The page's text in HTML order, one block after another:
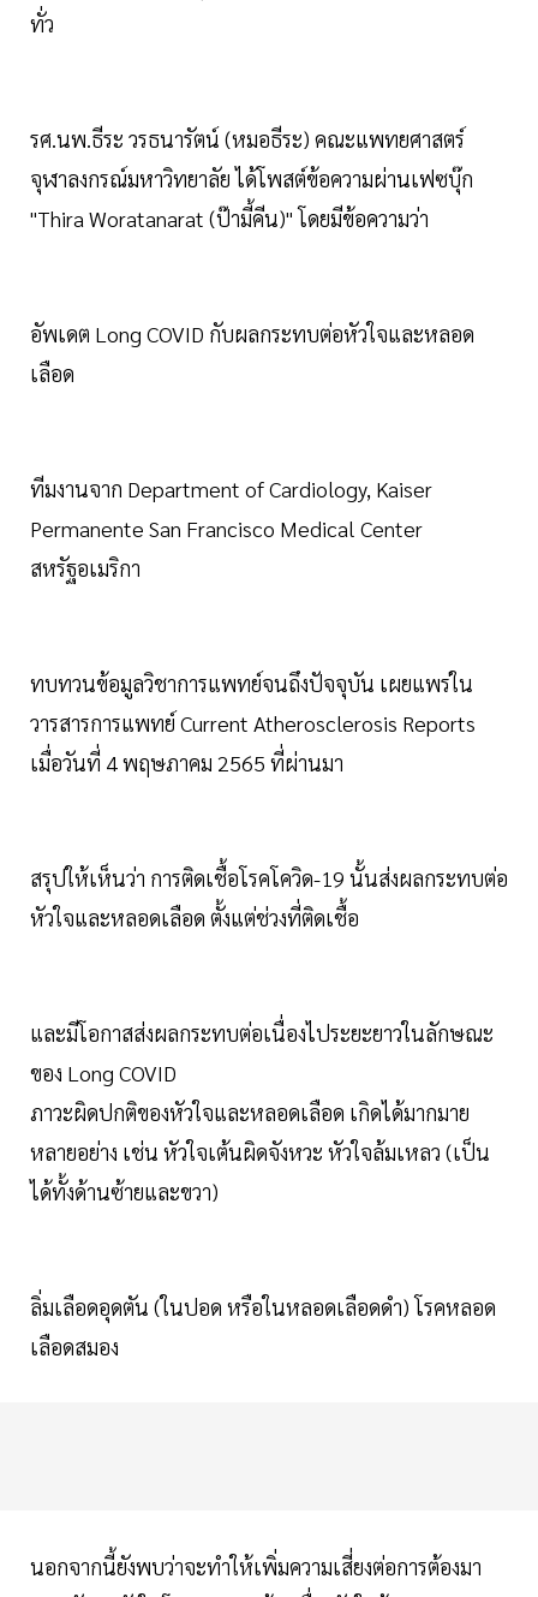
ทั่ว
รศ.นพ.ธีระ วรธนารัตน์ (หมอธีระ) คณะแพทยศาสตร์
จุฬาลงกรณ์มหาวิทยาลัย ได้โพสต์ข้อความผ่านเฟซบุ๊ก
"Thira Woratanarat (ป๊ามี้คีน)" โดยมีข้อความว่า
อัพเดต Long COVID กับผลกระทบต่อหัวใจและหลอด
เลือด
ทีมงานจาก Department of Cardiology, Kaiser
Permanente San Francisco Medical Center
สหรัฐอเมริกา
ทบทวนข้อมูลวิชาการแพทย์จนถึงปัจจุบัน เผยแพร่ใน
วารสารการแพทย์ Current Atherosclerosis Reports
เมื่อวันที่ 4 พฤษภาคม 2565 ที่ผ่านมา
สรุปให้เห็นว่า การติดเชื้อโรคโควิด-19 นั้นส่งผลกระทบต่อ
หัวใจและหลอดเลือด ตั้งแต่ช่วงที่ติดเชื้อ
และมีโอกาสส่งผลกระทบต่อเนื่องไประยะยาวในลักษณะ
ของ Long COVID
ภาวะผิดปกติของหัวใจและหลอดเลือด เกิดได้มากมาย
หลายอย่าง เช่น หัวใจเต้นผิดจังหวะ หัวใจล้มเหลว (เป็น
ได้ทั้งด้านซ้ายและขวา)
ลิ่มเลือดอุดตัน (ในปอด หรือในหลอดเลือดดำ) โรคหลอด
เลือดสมอง
นอกจากนี้ยังพบว่าจะทำให้เพิ่มความเสี่ยงต่อการต้องมา